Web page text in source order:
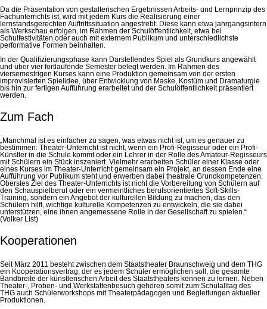
Da die Präsentation von gestalterischen Ergebnissen Arbeits- und Lernprinzip des
Fachunterrichts ist, wird mit jedem Kurs die Realisierung einer
lernstandsgerechten Auftrittssituation angestrebt. Diese kann etwa jahrgangsintern
als Werkschau erfolgen, im Rahmen der Schulöffentlichkeit, etwa bei
Schulfestivitäten oder auch mit externem Publikum und unterschiedlichste
performative Formen beinhalten.
In der Qualifizierungsphase kann Darstellendes Spiel als Grundkurs angewählt
und über vier fortlaufende Semester belegt werden. Im Rahmen des
viersemestrigen Kurses kann eine Produktion gemeinsam von der ersten
improvisierten Spielidee, über Entwicklung von Maske, Kostüm und Dramaturgie
bis hin zur fertigen Aufführung erarbeitet und der Schulöffentlichkeit präsentiert
werden.
Zum Fach
„Manchmal ist es einfacher zu sagen, was etwas nicht ist, um es genauer zu
bestimmen: Theater-Unterricht ist nicht, wenn ein Profi-Regisseur oder ein Profi-
Künstler in die Schule kommt oder ein Lehrer in der Rolle des Amateur-Regisseurs
mit Schülern ein Stück inszeniert. Vielmehr erarbeiten Schüler einer Klasse oder
eines Kurses im Theater-Unterricht gemeinsam ein Projekt, an dessen Ende eine
Aufführung vor Publikum steht und erwerben dabei theatrale Grundkompetenzen.
Oberstes Ziel des Theater-Unterrichts ist nicht die Vorbereitung von Schülern auf
den Schauspielberuf oder ein vermeintliches berufsorientiertes Soft-Skills-
Training, sondern ein Angebot der kulturellen Bildung zu machen, das den
Schülern hilft, wichtige kulturelle Kompetenzen zu entwickeln, die sie dabei
unterstützen, eine ihnen angemessene Rolle in der Gesellschaft zu spielen.“
(Volker List)
Kooperationen
Seit März 2011 besteht zwischen dem Staatstheater Braunschweig und dem THG
ein Kooperationsvertrag, der es jedem Schüler ermöglichen soll, die gesamte
Bandbreite der künstlerischen Arbeit des Staatstheaters kennen zu lernen. Neben
Theater-, Proben- und Werkstättenbesuch gehören somit zum Schulalltag des
THG auch Schülerworkshops mit Theaterpädagogen und Begleitungen aktueller
Produktionen.